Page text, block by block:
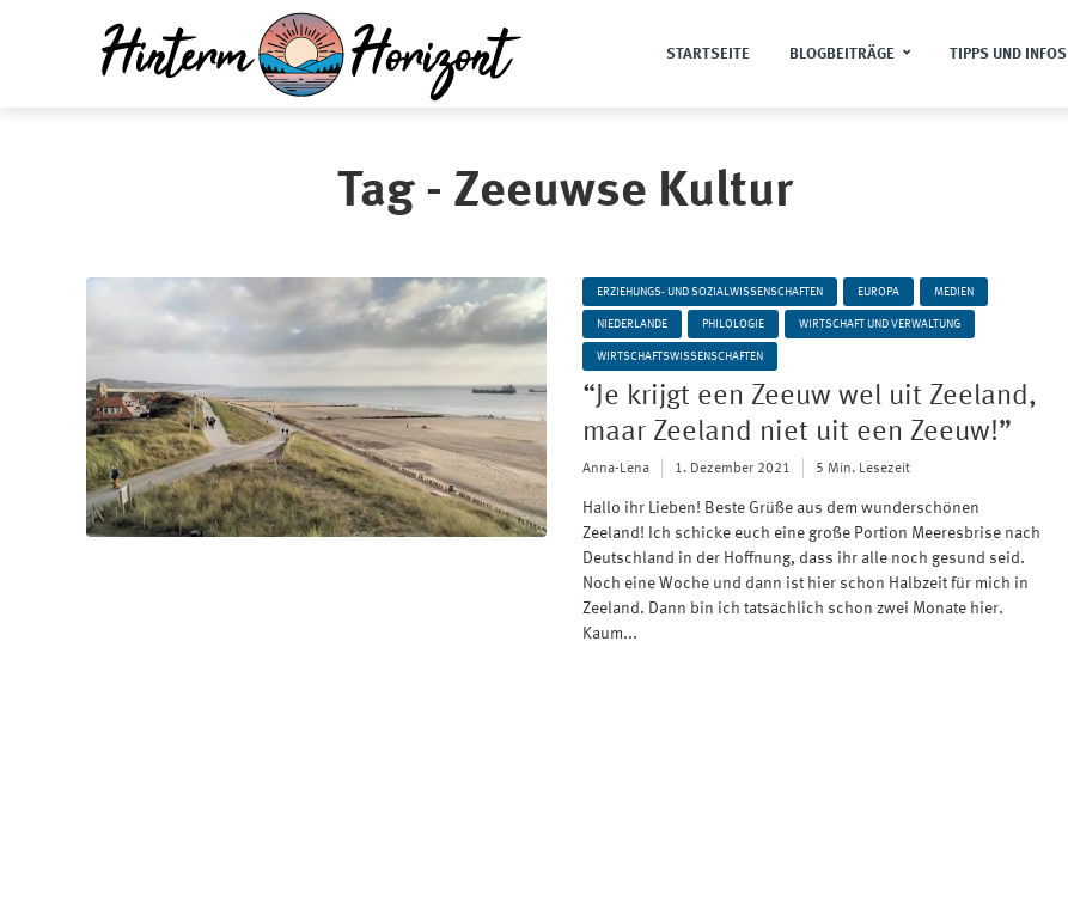
STARTSEITE BLOGBEITRÄGE TIPPS UND INFOS
Tag - Zeeuwse Kultur
ERZIEHUNGS- UND SOZIALWISSENSCHAFTEN EUROPA MEDIEN
NIEDERLANDE PHILOLOGIE WIRTSCHAFT UND VERWALTUNG
WIRTSCHAFTSWISSENSCHAFTEN
“Je krijgt een Zeeuw wel uit Zeeland,
maar Zeeland niet uit een Zeeuw!”
Anna-Lena 1. Dezember 2021 5 Min. Lesezeit
Hallo ihr Lieben! Beste Grüße aus dem wunderschönen
Zeeland! Ich schicke euch eine große Portion Meeresbrise nach
Deutschland in der Hoffnung, dass ihr alle noch gesund seid.
Noch eine Woche und dann ist hier schon Halbzeit für mich in
Zeeland. Dann bin ich tatsächlich schon zwei Monate hier.
Kaum...